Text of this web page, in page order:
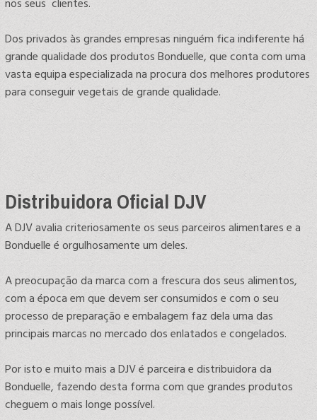
nos seus clientes.
Dos privados às grandes empresas ninguém fica indiferente há
grande qualidade dos produtos Bonduelle, que conta com uma
vasta equipa especializada na procura dos melhores produtores
para conseguir vegetais de grande qualidade.
Distribuidora Oficial DJV
A DJV avalia criteriosamente os seus parceiros alimentares e a
Bonduelle é orgulhosamente um deles.
A preocupação da marca com a frescura dos seus alimentos,
com a época em que devem ser consumidos e com o seu
processo de preparação e embalagem faz dela uma das
principais marcas no mercado dos enlatados e congelados.
Por isto e muito mais a DJV é parceira e distribuidora da
Bonduelle, fazendo desta forma com que grandes produtos
cheguem o mais longe possível.